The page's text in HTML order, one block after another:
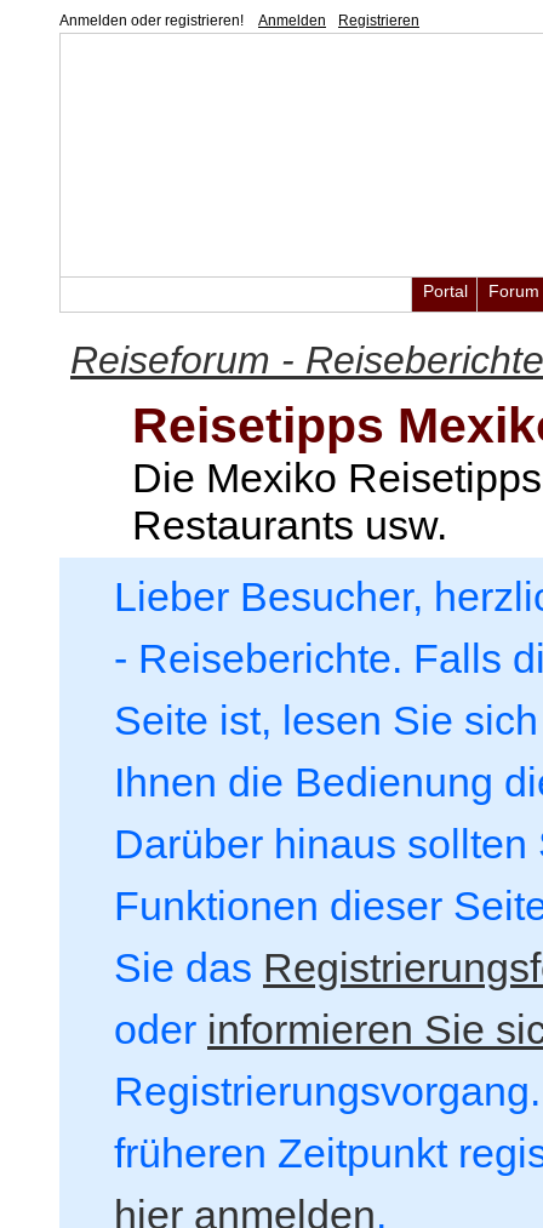
Anmelden oder registrieren! Anmelden Registrieren
Portal Forum
Reiseforum - Reiseberichte
Reisetipps
Die Mexiko
Restaurants usw.
Lieber Besucher,
- Reiseberichte. Falls
Seite ist, lesen Sie
Ihnen die Bedienung
Darüber hinaus
Funktionen dieser
Sie das
oder informieren Sie
früheren Zeitpunkt
hier anmelden.